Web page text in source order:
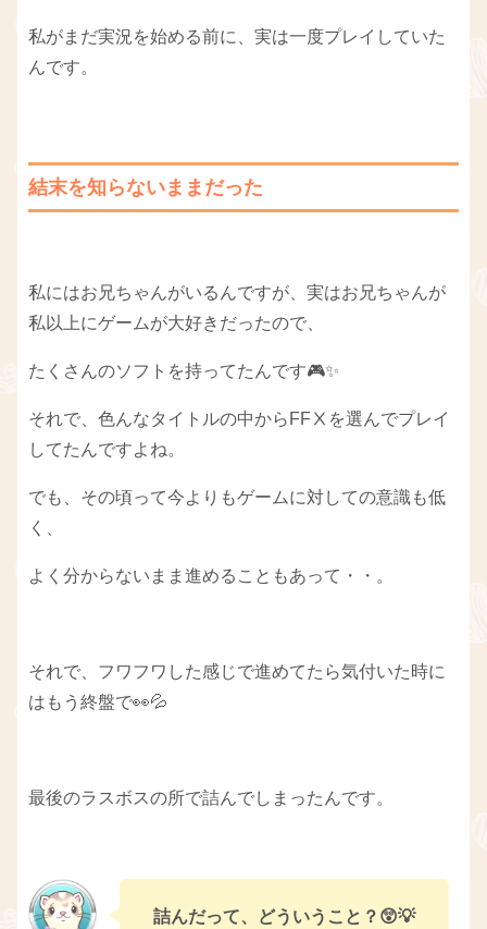
私がまだ実況を始める前に、実は一度プレイしていた
んです。
結末を知らないままだった
私にはお兄ちゃんがいるんですが、実はお兄ちゃんが
私以上にゲームが大好きだったので、
たくさんのソフトを持ってたんです🎮✨
それで、色んなタイトルの中からFFⅩを選んでプレイ
してたんですよね。
でも、その頃って今よりもゲームに対しての意識も低
く、
よく分からないまま進めることもあって・・。
それで、フワフワした感じで進めてたら気付いた時に
はもう終盤で👀💦
最後のラスボスの所で詰んでしまったんです。
詰んだって、どういうこと？😲💡